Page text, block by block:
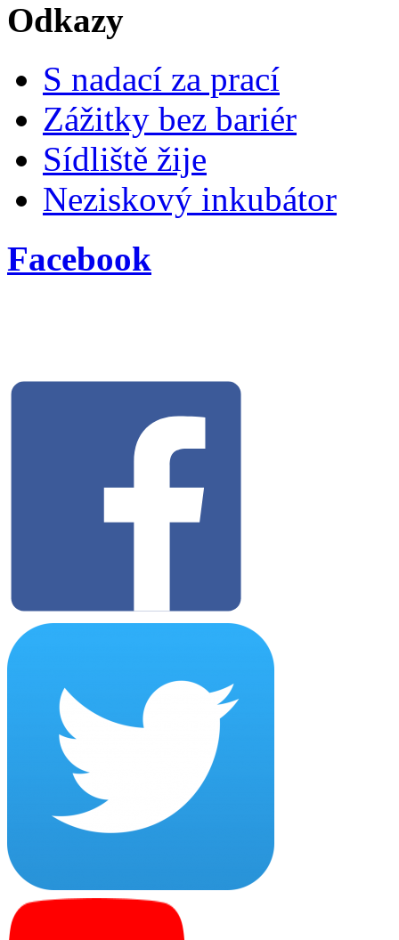
Odkazy
S nadací za prací
Zážitky bez bariér
Sídliště žije
Neziskový inkubátor
Facebook